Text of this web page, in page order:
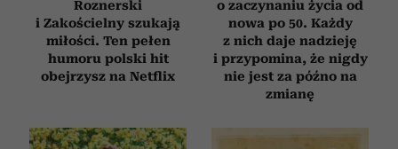
Roznerski
i Zakościelny szukają
miłości. Ten pełen
humoru polski hit
obejrzysz na Netflix
o zaczynaniu życia od
nowa po 50. Każdy
z nich daje nadzieję
i przypomina, że nigdy
nie jest za późno na
zmianę